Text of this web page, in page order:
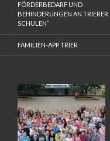
FÖRDERBEDARF UND
BEHINDERUNGEN AN TRIERER
SCHULEN“
FAMILIEN-APP TRIER